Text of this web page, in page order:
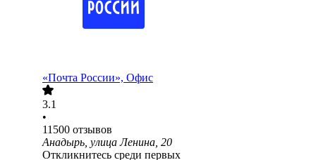
«Почта России», Офис
3.1
•
11500 отзывов
Анадырь, улица Ленина, 20
Откликнитесь среди первых